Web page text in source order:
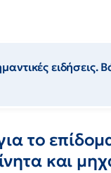
το
και